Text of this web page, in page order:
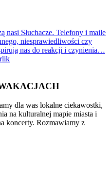
nasi Słuchacze. Telefony i maile
niesprawiedliwości czy
nas do reakcji i czynienia…
dla was lokalne ciekawostki,
na kulturalnej mapie miasta i
koncerty. Rozmawiamy z